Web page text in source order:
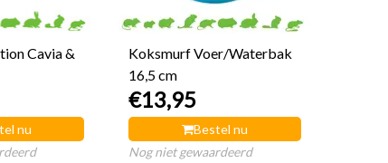
Cavia &
nu
Koksmurf Voer/Waterbak
16,5 cm
€13,95
Bestel nu
Nog niet gewaardeerd